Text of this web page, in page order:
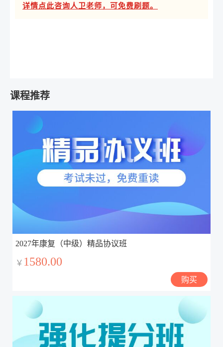
详情点此咨询人卫老师，可免费刷题。
课程推荐
2027年康复（中级）精品协议班
￥ 1580.00
购买